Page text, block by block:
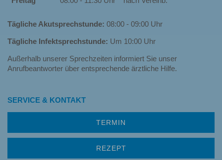
Tägliche Akutsprechstunde: 08:00 - 09:00 Uhr
Tägliche Infektsprechstunde: Um 10:00 Uhr
Außerhalb unserer Sprechzeiten informiert Sie unser
Anrufbeantworter über entsprechende ärztliche Hilfe.
SERVICE & KONTAKT
TERMIN
REZEPT